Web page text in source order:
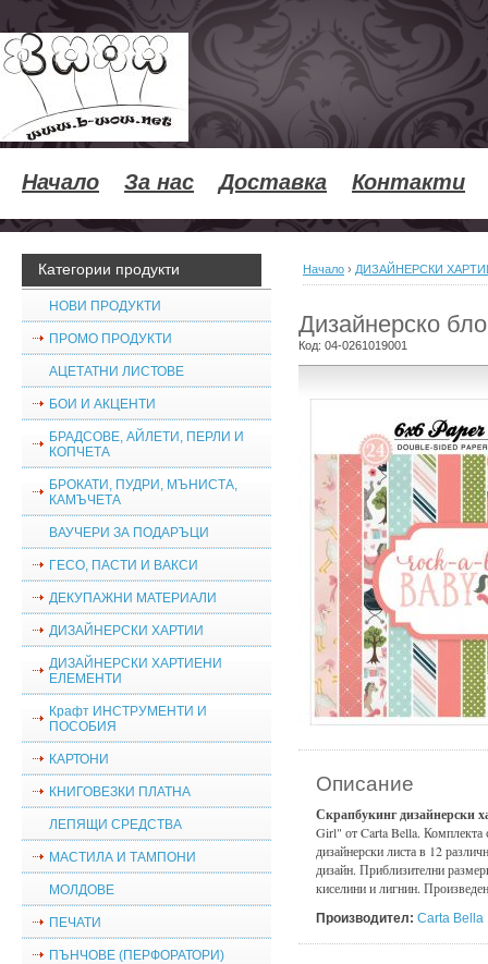
Начало За нас Доставка Контакти
Категории продукти
НОВИ ПРОДУКТИ
ПРОМО ПРОДУКТИ
АЦЕТАТНИ ЛИСТОВЕ
БОИ И АКЦЕНТИ
БРАДСОВЕ, АЙЛЕТИ, ПЕРЛИ И
КОПЧЕТА
БРОКАТИ, ПУДРИ, МЪНИСТА,
КАМЪЧЕТА
ВАУЧЕРИ ЗА ПОДАРЪЦИ
ГЕСО, ПАСТИ И ВАКСИ
ДЕКУПАЖНИ МАТЕРИАЛИ
ДИЗАЙНЕРСКИ ХАРТИИ
ДИЗАЙНЕРСКИ ХАРТИЕНИ
ЕЛЕМЕНТИ
Крафт ИНСТРУМЕНТИ И
ПОСОБИЯ
КАРТОНИ
КНИГОВЕЗКИ ПЛАТНА
ЛЕПЯЩИ СРЕДСТВА
МАСТИЛА И ТАМПОНИ
МОЛДОВЕ
ПЕЧАТИ
ПЪНЧОВЕ (ПЕРФОРАТОРИ)
Начало › ДИЗАЙНЕРСКИ
Дизайнерско
Код: 04-0261019001
Описание
Скрапбукинг дизайнерски
Girl" от Carta Bella. Комплекта
дизайнерски листа в 12
дизайн. Приблизителни
киселини и лигнин.
Производител: Carta Bella